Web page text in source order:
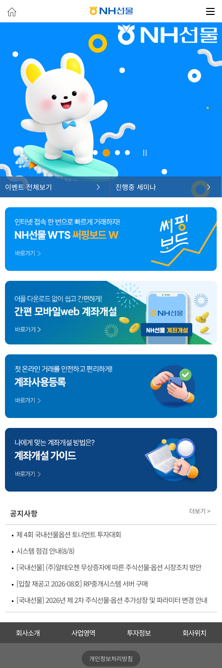
이벤트 전체보기 진행중 세미나
공지사항 더보기 >
제 4회 국내선물옵션 토너먼트 투자대회
시스템 점검 안내(8/8)
[국내선물] (주)알테오젠 무상증자에 따른 주식선물·옵션 시장조치 방안
[입찰 재공고 2026-08호] RP중개시스템 서버 구매
[국내선물] 2026년 제 2차 주식선물·옵션 추가상장 및 파라미터 변경 안내
회사소개 사업영역 투자정보 회사위치
개인정보처리방침